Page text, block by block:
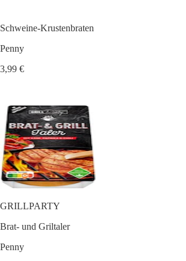
Schweine-Krustenbraten
Penny
3,99 €
GRILLPARTY
Brat- und Griltaler
Penny